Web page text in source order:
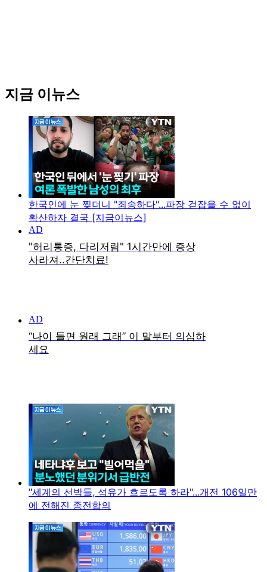
지금 이뉴스
한국인에 눈 찢더니 "죄송하다"...파장 걷잡을 수 없이
확산하자 결국 [지금이뉴스]
"세계의 선박들, 석유가 흐르도록 하라"...개전 106일만
에 전해진 종전합의